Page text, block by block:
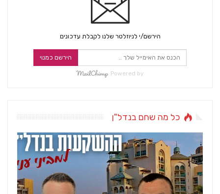
הירשם/י לניוזלטר שלנו לקבלת עדכונים
הירשם כמנוי
Powered by
כל מה שחם בנדל"ן